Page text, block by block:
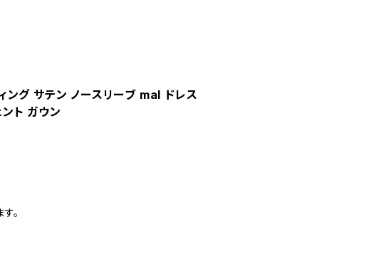
ング サテン ノースリーブ mal ドレス
ト ガウン
。